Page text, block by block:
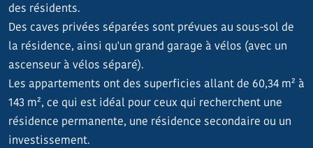
des résidents.
Des caves privées séparées sont prévues au sous-sol de
la résidence, ainsi qu'un grand garage à vélos (avec un
ascenseur à vélos séparé).
Les appartements ont des superficies allant de 60,34 m² à
143 m², ce qui est idéal pour ceux qui recherchent une
résidence permanente, une résidence secondaire ou un
investissement.